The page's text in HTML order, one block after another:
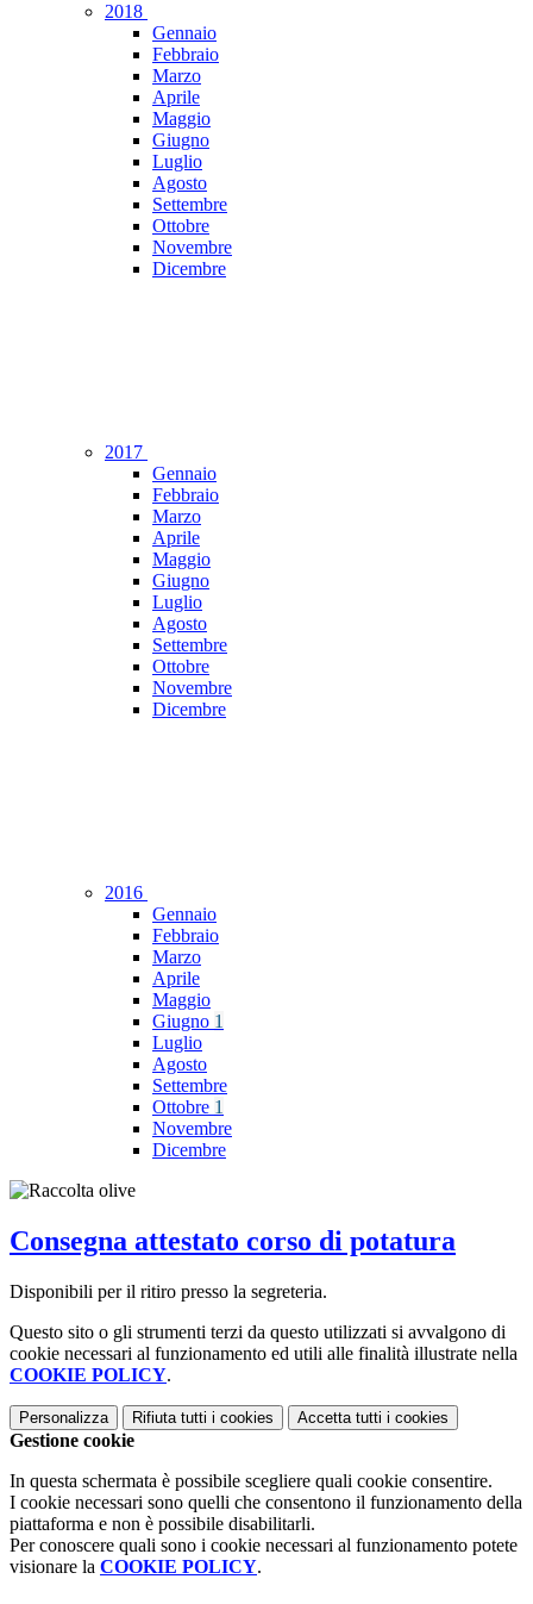
2018
Gennaio
Febbraio
Marzo
Aprile
Maggio
Giugno
Luglio
Agosto
Settembre
Ottobre
Novembre
Dicembre
2017
Gennaio
Febbraio
Marzo
Aprile
Maggio
Giugno
Luglio
Agosto
Settembre
Ottobre
Novembre
Dicembre
2016
Gennaio
Febbraio
Marzo
Aprile
Maggio
Giugno 1
Luglio
Agosto
Settembre
Ottobre 1
Novembre
Dicembre
Consegna attestato corso di potatura
Disponibili per il ritiro presso la segreteria.
Questo sito o gli strumenti terzi da questo utilizzati si avvalgono di
cookie necessari al funzionamento ed utili alle finalità illustrate nella
COOKIE POLICY.
Personalizza Rifiuta tutti i cookies Accetta tutti i cookies
Gestione cookie
In questa schermata è possibile scegliere quali cookie consentire.
I cookie necessari sono quelli che consentono il funzionamento della
piattaforma e non è possibile disabilitarli.
Per conoscere quali sono i cookie necessari al funzionamento potete
visionare la COOKIE POLICY.